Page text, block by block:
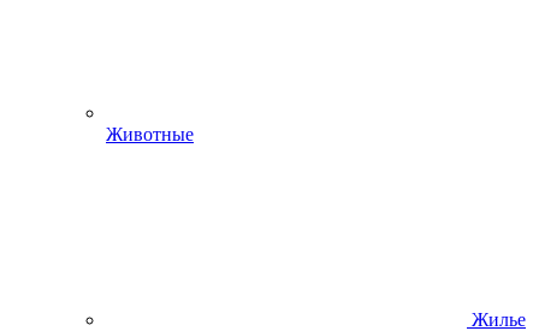
Животные
Жилье